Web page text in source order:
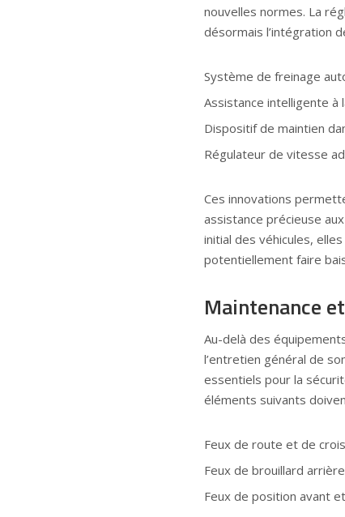
nouvelles normes. La
désormais l’intégration
Système de freinage
Assistance intelligente à
Dispositif de maintien
Régulateur de vitesse
Ces innovations
assistance précieuse
initial des véhicules,
potentiellement faire
Maintenance
Au-delà des
l’entretien général de
essentiels pour la
éléments suivants
Feux de route et de
Feux de brouillard arrière
Feux de position avant